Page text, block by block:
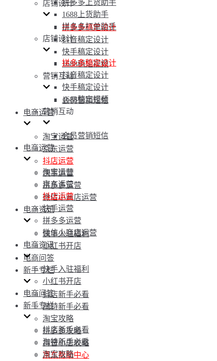
店铺设计
拼多多稿定设计
抖音稿定设计
快手稿定设计
1688稿定视频
营销互动
会员营销短信
电商运营
淘宝运营
京东运营
抖店运营
快手运营
拼多多运营
微信小商店运营
电商资讯
快手入驻福利
小红书开店
电商问答
新手专栏
抖店新手必看
淘特新手必看
淘宝攻略
拼多多攻略
抖音小店攻略
京东帮助中心
拼多多上货助手
1688上货助手
拼多多打单助手
店铺设计
拼多多稿定设计
抖音稿定设计
快手稿定设计
1688稿定视频
营销互动
会员营销短信
电商运营
淘宝运营
京东运营
抖店运营
快手运营
拼多多运营
微信小商店运营
电商资讯
快手入驻福利
小红书开店
电商问答
新手专栏
抖店新手必看
淘特新手必看
淘宝攻略